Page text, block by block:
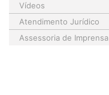
Vídeos
Atendimento Jurídico
Assessoria de Imprensa